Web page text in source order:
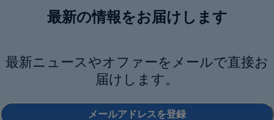
最新の情報をお届けします
最新ニュースやオファーをメールで直接お
届けします。
メールアドレスを登録